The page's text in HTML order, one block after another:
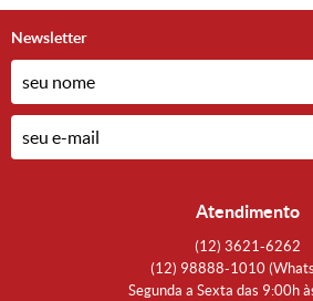
Newsletter
Atendimento
(12) 3621-6262
(12) 98888-1010
Segunda a Sexta das 9:00h